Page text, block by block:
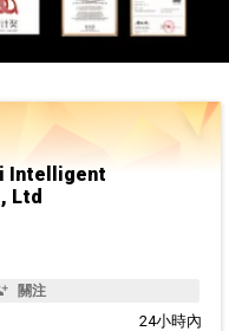
Intelligent
Ltd
關注
24小時內